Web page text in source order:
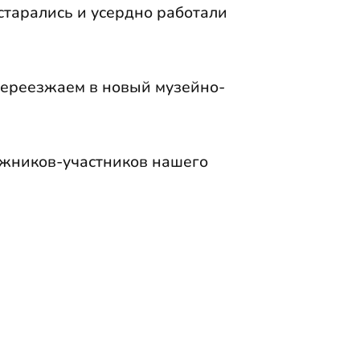
и усердно работали
в новый музейно-
участников нашего